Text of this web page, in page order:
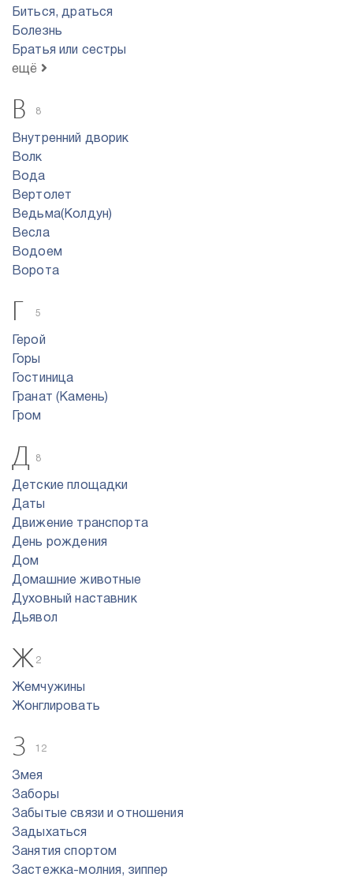
Биться, драться
Болезнь
Братья или сестры
ещё
В 8
Внутренний дворик
Волк
Вода
Вертолет
Ведьма(Колдун)
Весла
Водоем
Ворота
Г 5
Герой
Горы
Гостиница
Гранат (Камень)
Гром
Д 8
Детские площадки
Даты
Движение транспорта
День рождения
Дом
Домашние животные
Духовный наставник
Дьявол
Ж 2
Жемчужины
Жонглировать
З 12
Змея
Заборы
Забытые связи и отношения
Задыхаться
Занятия спортом
Застежка-молния, зиппер